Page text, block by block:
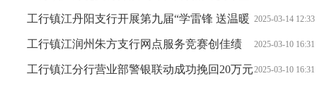
传助三农”志愿服务活动 2025-03-14 12:33
工行镇江丹阳支行开展第九届“学雷锋 送温暖
”行动 2025-03-10 16:31
工行镇江润州朱方支行网点服务竞赛创佳绩
2025-03-10 16:31
工行镇江分行营业部警银联动成功挽回20万元